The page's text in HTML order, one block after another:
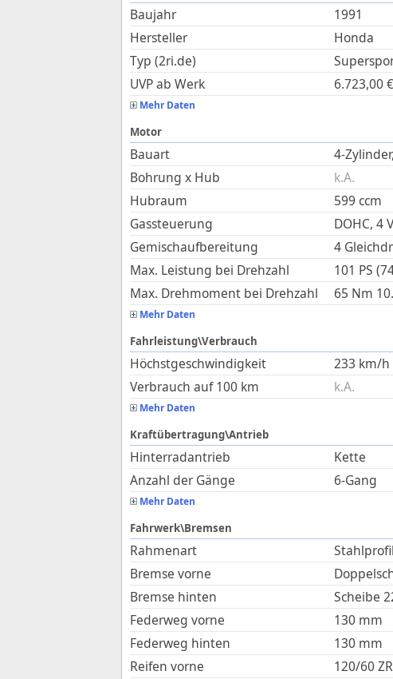
Baujahr
1991
Hersteller
Honda
Typ (2ri.de)
UVP ab Werk
6.723,00€
Mehr Daten
Motor
Bauart
4-
Bohrung x Hub
k.A.
Hubraum
599 ccm
Gassteuerung
DOHC, 4
Gemischaufbereitung
4
Max. Leistung bei Drehzahl
101 PS
Max. Drehmoment bei Drehzahl
65 Nm
Mehr Daten
Fahrleistung\Verbrauch
Höchstgeschwindigkeit 233 km/h
Verbrauch auf 100 km
k.A.
Mehr Daten
Kraftübertragung\Antrieb
Hinterradantrieb
Kette
Anzahl der Gänge
6-Gang
Mehr Daten
Fahrwerk\Bremsen
Rahmenart
Bremse vorne
Bremse hinten
Scheibe
Federweg vorne
130 mm
Federweg hinten
130 mm
Reifen vorne
120/60